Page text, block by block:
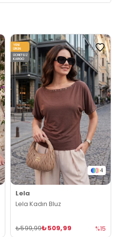
4
Lela
Lela Kadın Bluz
₺509,99
₺599,99 %15
YENI
ÜRÜN
ÜCRETSIZ
KARGO